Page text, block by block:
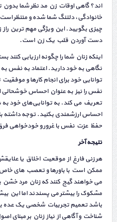
اند؟ گاهی اوقات زن مد نظر شما
خانوادگی، دلتنگ شما شده و منتظر
چیزی بگویید. این ویژگی مهم ترین
دست آوردن قلب یک زن است.
اینکه زنان شما را چگونه ارزیابی کنند
نگاهی به خود دارید. اعتماد به نفس
توانایی خود برای انجام کارها و
نفس را نیز به عنوان احساس
تعریف می کند. به توانایی‌های خود به
احساس ارزشمندی بکنید. توجه
حفظ عزت نفس با غرور و خودخواهی
نتیجه آخر
هر زنی فارغ از موقعیت اخلاق یا
ممکن است با باورها و تعصب های خاص
می خواهند گیج کنند که زنان مرد
مشکوک را بیشتر می پسندند اما این
باشد تعمیم تجربیات شخصی یک عده
شناخت و آگاهی از نیاز زنان بر مبنای